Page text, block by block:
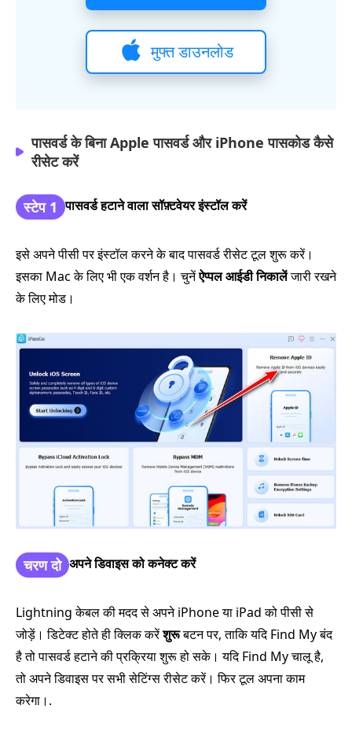
मुफ्त डाउनलोड
पासवर्ड के बिना Apple पासवर्ड और iPhone पासकोड कैसे
रीसेट करें
स्टेप 1 पासवर्ड हटाने वाला सॉफ़्टवेयर इंस्टॉल करें
इसे अपने पीसी पर इंस्टॉल करने के बाद पासवर्ड रीसेट टूल शुरू करें।
इसका Mac के लिए भी एक वर्शन है। चुनेंऐप्पल आईडी निकालेंजारी रखने
के लिए मोड।
चरण दो अपने डिवाइस को कनेक्ट करें
Lightning केबल की मदद से अपने iPhone या iPad को पीसी से
जोड़ें। डिटेक्ट होते ही क्लिक करेंशुरूबटन पर, ताकि यदि Find My बंद
है तो पासवर्ड हटाने की प्रक्रिया शुरू हो सके। यदि Find My चालू है,
तो अपने डिवाइस पर सभी सेटिंग्स रीसेट करें। फिर टूल अपना काम
करेगा।.